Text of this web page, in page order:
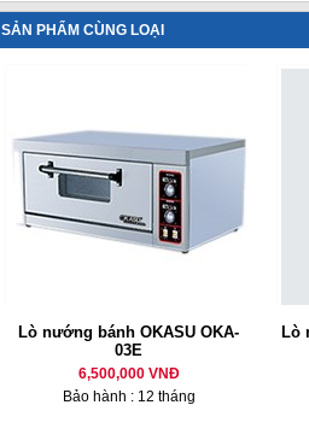
SẢN PHẨM CÙNG LOẠI
Lò nướng bánh OKASU OKA-
03E
6,500,000 VNĐ
Bảo hành : 12 tháng
Lò